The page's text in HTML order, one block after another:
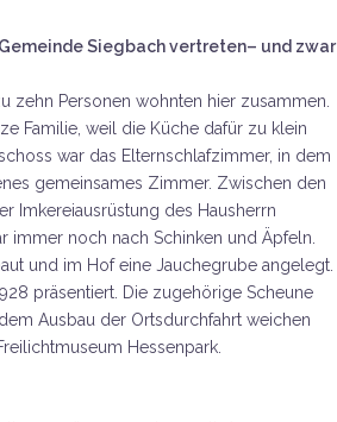
Siegbach vertreten– und zwar
zehn Personen wohnten hier zusammen.
Familie, weil die Küche dafür zu klein
war das Elternschlafzimmer, in dem
gemeinsames Zimmer. Zwischen den
Imkereiausrüstung des Hausherrn
immer noch nach Schinken und Äpfeln.
und im Hof eine Jauchegrube angelegt.
präsentiert. Die zugehörige Scheune
Ausbau der Ortsdurchfahrt weichen
Hessenpark.